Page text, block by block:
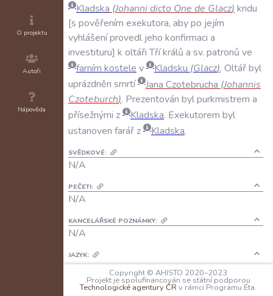
O projektu
Autoři
Nápověda
Kladska (Johannidicto One de Glacz) kridu
s pověřením exekutora, abypo jejím
vyhlášeníprovedl jeho konfirmaci a
investituru k oltáři Tříkrálů a sv. patronů ve
farním kostele v Kladsku (Glacz). Oltářbyl
uprázdněn smrtí Jana Czotebrucha (Johannis
Czoteburch). Prezentován bylpurkmistrem a
přísežnými z Kladska. Exekutorem byl
ustanoven farář z Kladska.
SVĚDKOVÉ:
N/A
PEČETI:
N/A
KANCELÁŘSKÉ POZNÁMKY:
N/A
JAZYK:
latina
FORMA DOCHOVÁNÍ:
Copyright © AHISTO 2020–2023
Projekt je spolufinancován se státní podporou
Technologické agentury ČR v rámci Programu Éta.